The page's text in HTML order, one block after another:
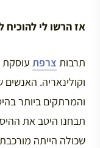
אז הרשו לי
תרבות צרפת עוסקת
וקולינאריה. האנשים
והמרתקים ביותר
תבחנו היטב את
שכולה הייתה